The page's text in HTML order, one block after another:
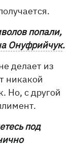
попали,
Онуфрийчук.
делает из
никакой
Но, с другой
под